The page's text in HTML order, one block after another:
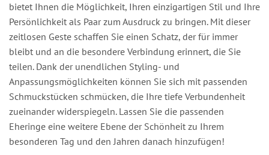
bietet Ihnen die Möglichkeit, Ihren einzigartigen Stil und Ihre
Persönlichkeit als Paar zum Ausdruck zu bringen. Mit dieser
zeitlosen Geste schaffen Sie einen Schatz, der für immer
bleibt und an die besondere Verbindung erinnert, die Sie
teilen. Dank der unendlichen Styling- und
Anpassungsmöglichkeiten können Sie sich mit passenden
Schmuckstücken schmücken, die Ihre tiefe Verbundenheit
zueinander widerspiegeln. Lassen Sie die passenden
Eheringe eine weitere Ebene der Schönheit zu Ihrem
besonderen Tag und den Jahren danach hinzufügen!